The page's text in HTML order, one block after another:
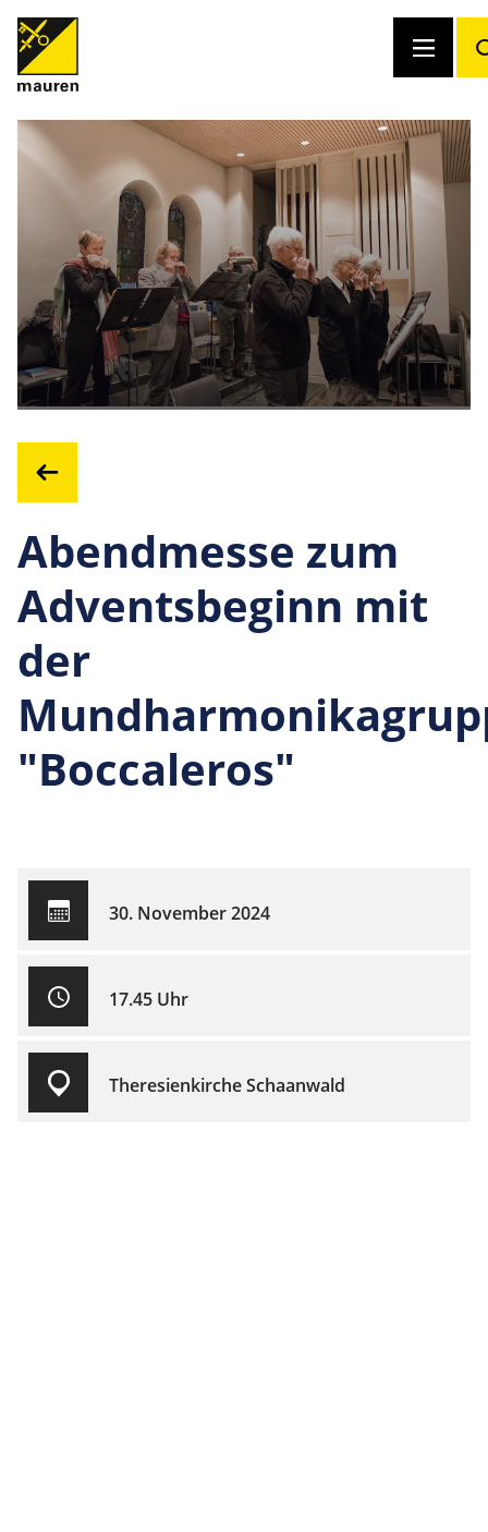
Abendmesse zum
Adventsbeginn mit
der
"Boccaleros"
30. November 2024
17.45 Uhr
Theresienkirche Schaanwald